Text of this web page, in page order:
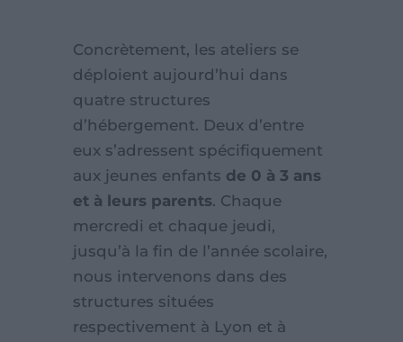
Concrètement, les ateliers se
déploient aujourd’hui dans
quatre structures
d’hébergement. Deux d’entre
eux s’adressent spécifiquement
aux jeunes enfants de 0 à 3 ans
et à leurs parents. Chaque
mercredi et chaque jeudi,
jusqu’à la fin de l’année scolaire,
nous intervenons dans des
structures situées
respectivement à Lyon et à